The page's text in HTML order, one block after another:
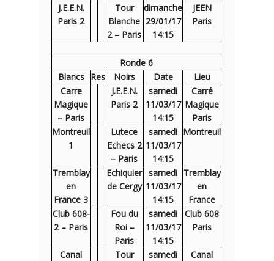
J.E.E.N.
Paris 2
Tour
Blanche
2 – Paris
dimanche
29/01/17
14:15
JEEN
Paris
Ronde 6
Blancs
Res Noirs Date
Lieu
Carre
Magique
– Paris
J.E.E.N.
Paris 2
samedi
11/03/17
14:15
Carré
Magique
Paris
Montreuil
1
Lutece
Echecs 2
– Paris
samedi
11/03/17
14:15
Montreuil
Tremblay
en
France 3
Echiquier
de Cergy
samedi
11/03/17
14:15
Tremblay
en
France
Club 608-
2 – Paris
Fou du
Roi –
Paris
samedi
11/03/17
14:15
Club 608
Paris
Canal
Tour
samedi
Canal